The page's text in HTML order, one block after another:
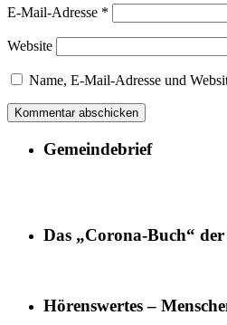
E-Mail-Adresse *
Website
Name, E-Mail-Adresse und
Gemeindebrief
Das „Corona-Buch“
Hörenswertes –